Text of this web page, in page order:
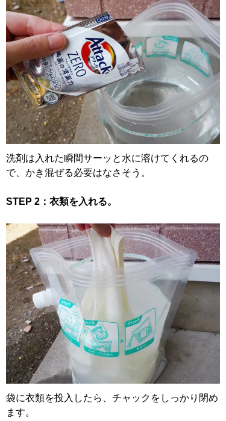
洗剤は入れた瞬間サーッと水に溶けてくれるの
で、かき混ぜる必要はなさそう。
STEP 2：衣類を入れる。
袋に衣類を投入したら、チャックをしっかり閉め
ます。